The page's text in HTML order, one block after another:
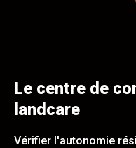
Le centre de
landcare
Vérifier l'autonomie